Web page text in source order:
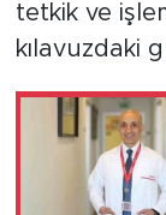
tetkik ve
kılavuzdaki